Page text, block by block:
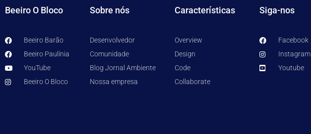
Beeiro O Bloco
Beeiro Barão
Beeiro Paulínia
YouTube
Beeiro O Bloco
Sobre nós
Desenvolvedor
Comunidade
Blog Jornal Ambiente
Nossa empresa
Características
Overview
Design
Code
Collaborate
Siga-nos
Facebook
Instagram
Youtube